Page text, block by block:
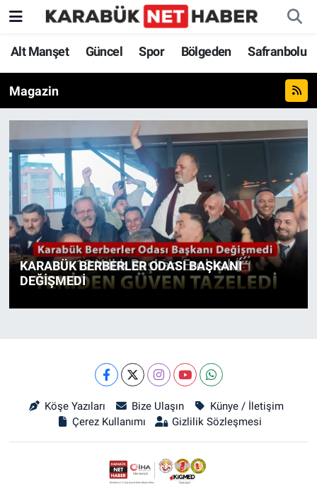
Alt Manşet Güncel Spor Bölgeden Safranbolu
Magazin
KARABÜK BERBERLER ODASI BAŞKANI
DEĞİŞMEDİ
Köşe Yazıları Bize Ulaşın
Künye / İletişim
Çerez Kullanımı
Gizlilik Sözleşmesi